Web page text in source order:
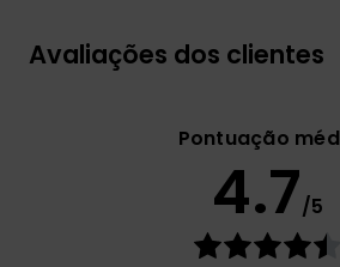
Avaliações dos clientes
Pontuação
4.7/5